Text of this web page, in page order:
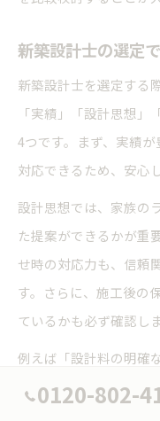
新築設計士の選定
新築設計士を選定する
「実績」「設計思想
4つです。まず、実績
対応できるため、安心
設計思想では、家族の
た提案ができるかが重
せ時の対応力も、信頼
す。さらに、施工後の
ているかも必ず確認し
例えば「設計料の明確
後のトラブル対応力
が整っているかを比較
0120-802-